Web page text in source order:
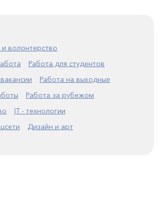
волонтерство
Работа для студентов
Работа на выходные
Работа за рубежом
IT - технологии
Дизайн и арт